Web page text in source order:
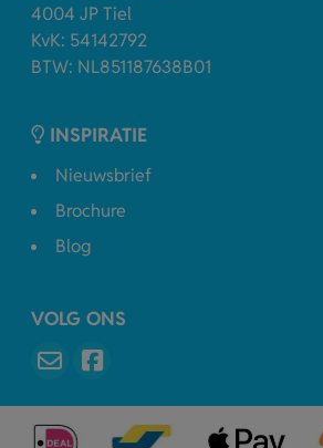
4004 JP Tiel
KvK: 54142792
BTW: NL851187638B01
INSPIRATIE
Nieuwsbrief
Brochure
Blog
VOLG ONS